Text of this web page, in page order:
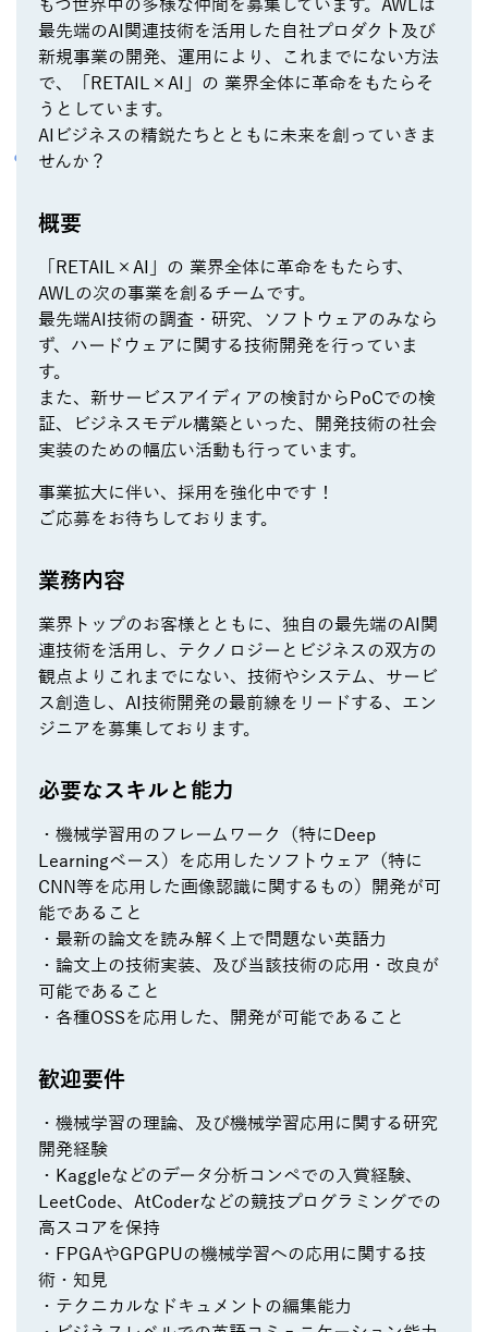
もつ世界中の多様な仲間を募集しています。AWLは
最先端のAI関連技術を活用した自社プロダクト及び
新規事業の開発、運用により、これまでにない方法
で、「RETAIL×AI」の 業界全体に革命をもたらそ
うとしています。
AIビジネスの精鋭たちとともに未来を創っていきま
せんか？
概要
「RETAIL×AI」の 業界全体に革命をもたらす、
AWLの次の事業を創るチームです。
最先端AI技術の調査・研究、ソフトウェアのみなら
ず、ハードウェアに関する技術開発を行っていま
す。
また、新サービスアイディアの検討からPoCでの検
証、ビジネスモデル構築といった、開発技術の社会
実装のための幅広い活動も行っています。
事業拡大に伴い、採用を強化中です！
ご応募をお待ちしております。
業務内容
業界トップのお客様とともに、独自の最先端のAI関
連技術を活用し、テクノロジーとビジネスの双方の
観点よりこれまでにない、技術やシステム、サービ
ス創造し、AI技術開発の最前線をリードする、エン
ジニアを募集しております。
必要なスキルと能力
・機械学習用のフレームワーク（特にDeep
Learningベース）を応用したソフトウェア（特に
CNN等を応用した画像認識に関するもの）開発が可
能であること
・最新の論文を読み解く上で問題ない英語力
・論文上の技術実装、及び当該技術の応用・改良が
可能であること
・各種OSSを応用した、開発が可能であること
歓迎要件
・機械学習の理論、及び機械学習応用に関する研究
開発経験
・Kaggleなどのデータ分析コンペでの入賞経験、
LeetCode、AtCoderなどの競技プログラミングでの
高スコアを保持
・FPGAやGPGPUの機械学習への応用に関する技
術・知見
・テクニカルなドキュメントの編集能力